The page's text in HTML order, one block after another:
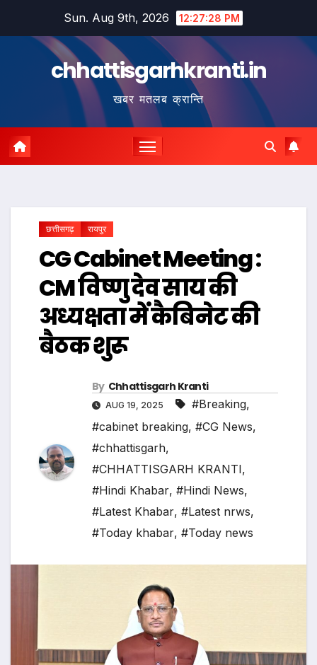
Sun. Aug 9th, 2026 12:27:29 PM
chhattisgarhkranti.in
खबर मतलब क्रान्ति
छत्तीसगढ़ रायपुर
CG Cabinet Meeting :
CM विष्णु देव साय की
अध्यक्षता में कैबिनेट की
बैठक शुरू
By Chhattisgarh Kranti
AUG 19, 2025 #Breaking,
#cabinet breaking, #CG News,
#chhattisgarh,
#CHHATTISGARH KRANTI,
#Hindi Khabar, #Hindi News,
#Latest Khabar, #Latest nrws,
#Today khabar, #Today news